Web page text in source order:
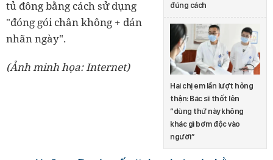
đúng cách
Hai chị em lần lượt hỏng
thận: Bác sĩ thốt lên
“dùng thứ này không
khác gì bơm độc vào
người”
tủ đông bằng cách sử dụng
"đóng gói chân không + dán
nhãn ngày".
(Ảnh minh họa: Internet)